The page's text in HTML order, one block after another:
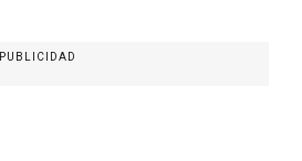
PUBLICIDAD